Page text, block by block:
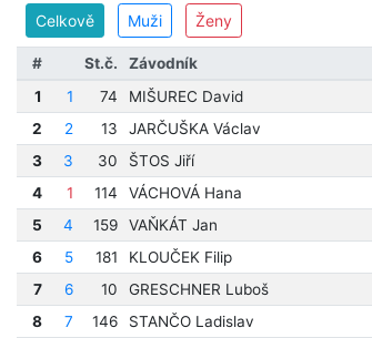
Celkově Muži Ženy
# St.č. Závodník
1
1 74 MIŠUREC David
2
2 13 JARČUŠKA Václav
3
3 30 ŠTOS Jiří
4
1 114 VÁCHOVÁ Hana
5
4 159 VAŇKÁT Jan
6
5 181 KLOUČEK Filip
7
6 10 GRESCHNER Luboš
8
7 146 STANČO Ladislav